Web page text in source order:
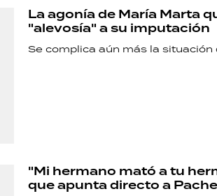
La agonía de María Marta
"alevosía" a su imputación
Se complica aún más la situación
"Mi hermano mató a tu
que apunta directo a